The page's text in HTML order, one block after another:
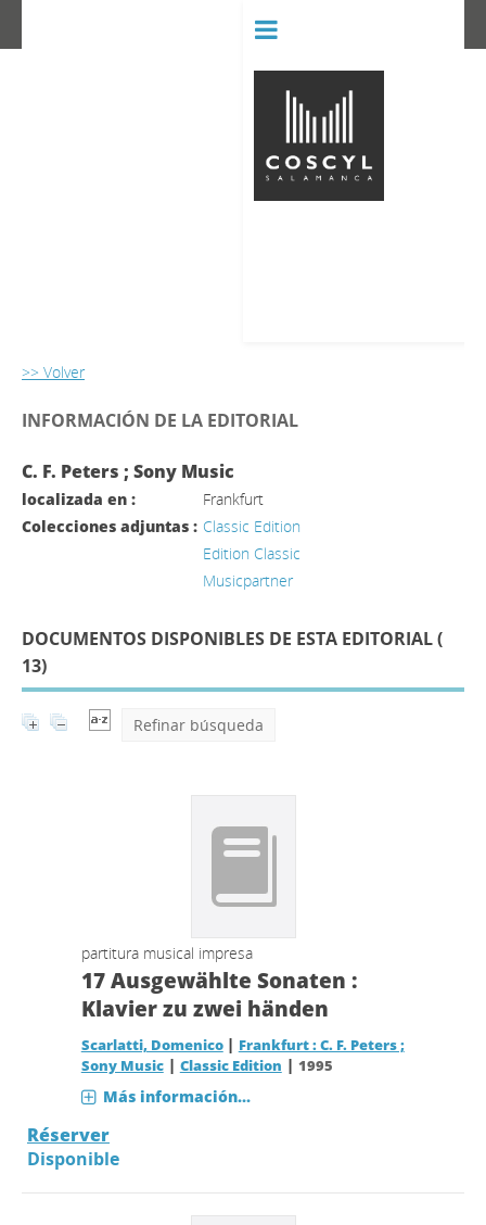
>> Volver
INFORMACIÓN DE LA EDITORIAL
C. F. Peters ; Sony Music
localizada en :
Frankfurt
Colecciones adjuntas : Classic Edition
Edition Classic
Musicpartner
DOCUMENTOS DISPONIBLES DE ESTA EDITORIAL (
13)
Refinar búsqueda
partitura musical impresa
17 Ausgewählte Sonaten :
Klavier zu zwei händen
Scarlatti, Domenico | Frankfurt : C. F. Peters ;
Sony Music| Classic Edition | 1995
Más información...
Réserver
Disponible